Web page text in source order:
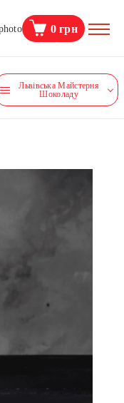
0грн
Львівська Майстерня
Шоколаду